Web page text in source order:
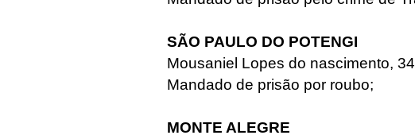
SÃO PAULO DO POTENGI
Mousaniel Lopes do nascimento,
Mandado de prisão por roubo;
MONTE ALEGRE